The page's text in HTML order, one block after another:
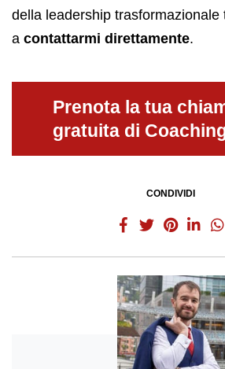
della leadership trasformazionale
a contattarmi direttamente.
Prenota la tua
gratuita di
CONDIVIDI